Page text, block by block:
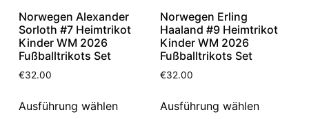
Norwegen Alexander
Sorloth #7 Heimtrikot
Kinder WM 2026
Fußballtrikots Set
€32.00
Ausführung wählen
Norwegen Erling
Haaland #9 Heimtrikot
Kinder WM 2026
Fußballtrikots Set
€32.00
Ausführung wählen